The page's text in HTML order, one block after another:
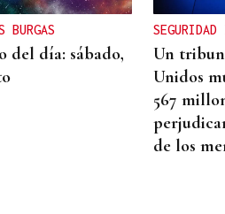
BURGAS
del día: sábado,
Un
Unidos
567
de los